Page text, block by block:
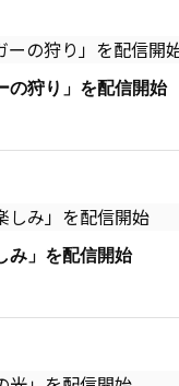
の狩り」を配信開始
み」を配信開始